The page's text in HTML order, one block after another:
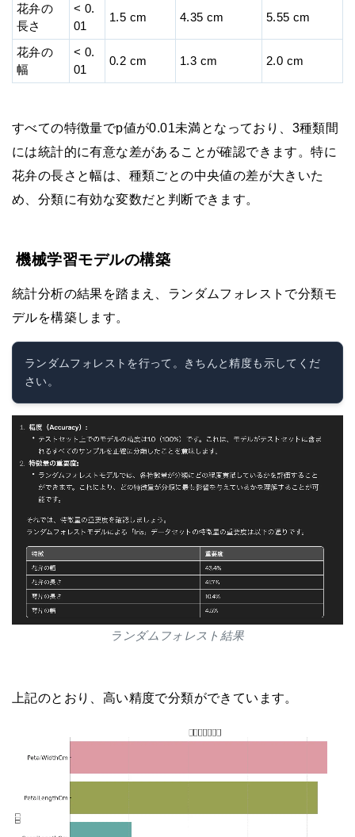
花弁の
長さ
< 0.
01
1.5 cm 4.35 cm 5.55 cm
花弁の
幅
< 0.
01
0.2 cm 1.3 cm 2.0 cm
すべての特徴量でp値が0.01未満となっており、3種類間
には統計的に有意な差があることが確認できます。特に
花弁の長さと幅は、種類ごとの中央値の差が大きいた
め、分類に有効な変数だと判断できます。
機械学習モデルの構築
統計分析の結果を踏まえ、ランダムフォレストで分類モ
デルを構築します。
ランダムフォレストを行って。きちんと精度も示してくだ
ランダムフォレスト結果
上記のとおり、高い精度で分類ができています。